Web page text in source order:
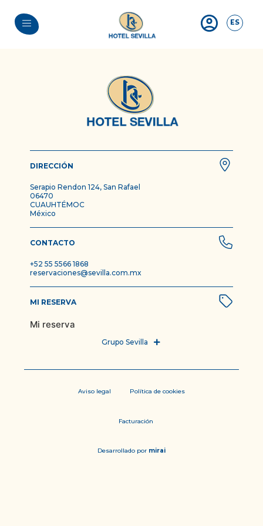
ES
DIRECCIÓN
Serapio Rendon 124, San Rafael
06470
CUAUHTÉMOC
México
CONTACTO
+52 55 5566 1868
reservaciones@sevilla.com.mx
MI RESERVA
Mi reserva
Aviso legal Política de cookies
Facturación
Desarrollado por mirai